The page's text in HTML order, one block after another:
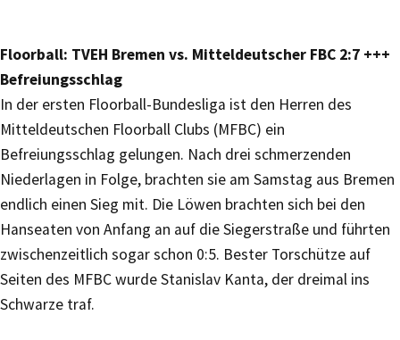
Floorball: TVEH Bremen vs. Mitteldeutscher FBC 2:7 +++
Befreiungsschlag
In der ersten Floorball-Bundesliga ist den Herren des
Mitteldeutschen Floorball Clubs (MFBC) ein
Befreiungsschlag gelungen. Nach drei schmerzenden
Niederlagen in Folge, brachten sie am Samstag aus Bremen
endlich einen Sieg mit. Die Löwen brachten sich bei den
Hanseaten von Anfang an auf die Siegerstraße und führten
zwischenzeitlich sogar schon 0:5. Bester Torschütze auf
Seiten des MFBC wurde Stanislav Kanta, der dreimal ins
Schwarze traf.